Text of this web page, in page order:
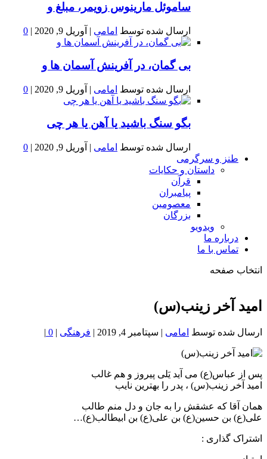
ساموئل مارینوس زویمر، مبلغ و
ارسال شده توسط امامی | آوریل 9, 2020 |
0
بى گمان، در آفرينش آسمان ها و
ارسال شده توسط امامی | آوریل 9, 2020 |
0
بگو سنگ باشید یا آهن یا هر چی
ارسال شده توسط امامی | آوریل 9, 2020 |
0
طنز و سرگرمی
داستان و حکایات
قرآن
پیامبران
معصومین
بزرگان
ویدویو
درباره ما
تماس با ما
انتخاب صفحه
خون
شمال
امید آخر زینب(س)
ارسال شده توسط امامی | سپتامبر 4, 2019 | فرهنگی |
0
|
پس از عباس(ع) می آید یَلی پیروز و هم غالب
امید آخر زینب(س) ، پدر را بهترین نایب
همان آقا که عشقش را به جان و دل منم طالب
علی(ع) بن حسین(ع) بن علی(ع) بن ابیطالب(ع)…
اشتراک گذاری :